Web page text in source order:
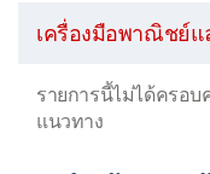
เครื่องมือพาณิชย์
รายการนี้ไม่ได้ครอ
แนวทาง